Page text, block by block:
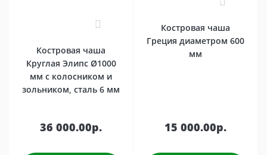
Костровая чаша
Круглая Элипс Ø1000
мм с колосником и
зольником, сталь 6 мм
36 000.00р.
Костровая чаша
Греция диаметром 600
мм
15 000.00р.